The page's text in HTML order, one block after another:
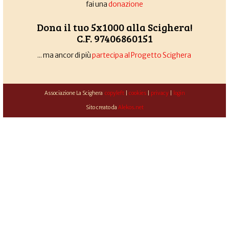
fai unadonazione
Dona il tuo 5x1000 alla Scighera!
C.F. 97406860151
... ma ancor di piùpartecipa al Progetto Scighera
Associazione La Scighera copyleft| cookies| privacy| login
Sito creato da Alekos.net